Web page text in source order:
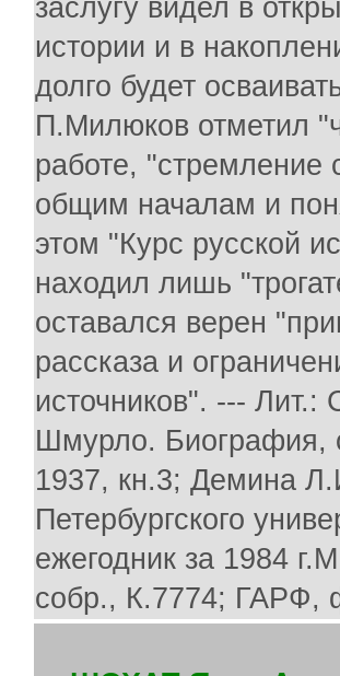
заслугу видел в
истории и в
долго будет
П.Милюков отметил
работе, "стремление
общим началам и
этом "Курс русской
находил лишь
оставался верен
рассказа и
источников". ---
Шмурло. Биография,
1937, кн.3; Демина
Петербургского
ежегодник за 1984
собр., К.7774; ГАРФ,